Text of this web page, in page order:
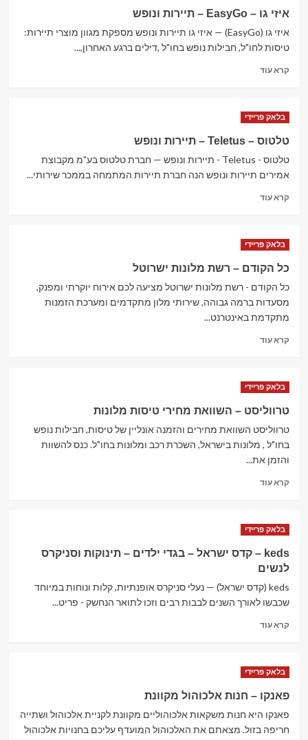
חבילות
נופש
בארץ
איזי גו – EasyGo – תיירות ונופש
איזי גו (EasyGo) — איזי גו תיירות ונופש מספקת מגוון מוצרי תיירות:
טיסות לחו"ל, חבילות נופש בחו"ל ,דילים ברגע האחרון,...
קרא עודRead
גו
EasyGo
–
תיירות
בלאק פריידי
טלטוס – Teletus – תיירות ונופש
טלטוס - Teletus - תיירות ונופש — חברת טלטוס בע"מ מקבוצת
אמירים תיירות ונופש הנה חברת תיירות המתמחה בממכר שירותי...
קרא עודRead
–
–
תיירות
ונופש
בלאק פריידי
כל הקודם – רשת מלונות ישרוטל
כל הקודם - רשת מלונות ישרוטל מציעה לכם אירוח יוקרתי ומפנק,
מסעדות ברמה גבוהה, שירותי מלון מתקדמים ומערכת הזמנות
מתקדמת באינטרנט...
קרא עודRead
הקודם
רשת
מלונות
ישרוטל
בלאק פריידי
טרווליסט – השוואת מחירי טיסות מלונות
טרווליסט השוואת מחירים והזמנה אונליין של טיסות, חבילות נופש
בחו"ל , מלונות בישראל, השכרת רכב ומלונות בחו"ל. כנס להשוות
והזמן את...
קרא עודRead
–
מחירי
טיסות
מלונות
בלאק פריידי
keds – קדס ישראל – בגדי ילדים – תינוקות וסניקרס
לנשים
keds (קדס ישראל) — נעלי סניקרס אופנתיות, קלות ונוחות במיוחד
שכבשו לאורך השנים לבבות רבים וזכו לתואר הנחשק - פריט...
קרא עודRead
–
ישראל
–
בגדי
בלאק פריידי
פאנקו – חנות אלכוהול מקוונת
פאנקו היא חנות משקאות אלכוהוליים מקוונת לקניית אלכוהול ושתייה
חריפה בזול. מצאתם את האלכוהול המועדף עליכם בחנויות אלכוהול